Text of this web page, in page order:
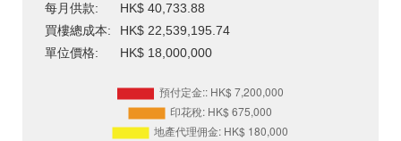
每月供款:
HK$ 40,733.88
買樓總成本:
HK$ 22,539,195.74
單位價格:
HK$ 18,000,000